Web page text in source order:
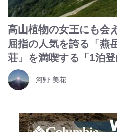
高山植物の女王にも会
屈指の人気を誇る「燕
荘」を満喫する「1泊
河野 美花